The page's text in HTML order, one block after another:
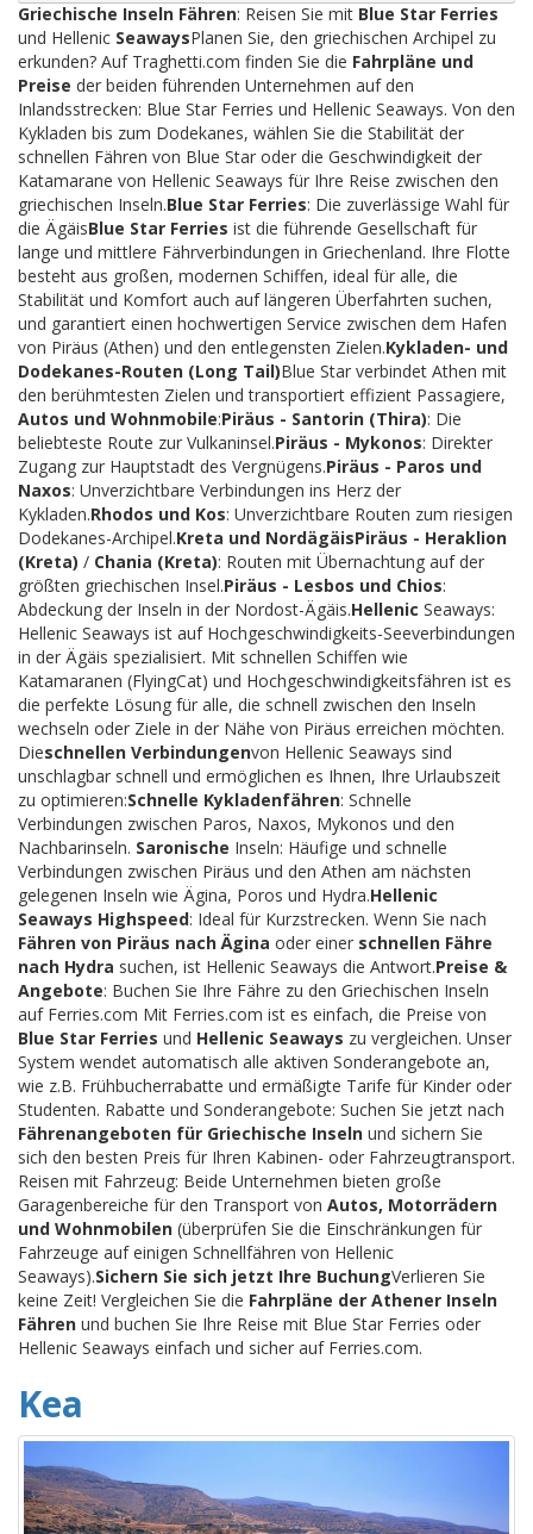
Griechische Inseln Fähren: Reisen Sie mit Blue Star Ferries
und Hellenic SeawaysPlanen Sie, den griechischen Archipel zu
erkunden? Auf Traghetti.com finden Sie die Fahrpläne und
Preise der beiden führenden Unternehmen auf den
Inlandsstrecken: Blue Star Ferries und Hellenic Seaways. Von den
Kykladen bis zum Dodekanes, wählen Sie die Stabilität der
schnellen Fähren von Blue Star oder die Geschwindigkeit der
Katamarane von Hellenic Seaways für Ihre Reise zwischen den
griechischen Inseln.Blue Star Ferries: Die zuverlässige Wahl für
die ÄgäisBlue Star Ferries ist die führende Gesellschaft für
lange und mittlere Fährverbindungen in Griechenland. Ihre Flotte
besteht aus großen, modernen Schiffen, ideal für alle, die
Stabilität und Komfort auch auf längeren Überfahrten suchen,
und garantiert einen hochwertigen Service zwischen dem Hafen
von Piräus (Athen) und den entlegensten Zielen.Kykladen- und
Dodekanes-Routen (Long Tail)Blue Star verbindet Athen mit
den berühmtesten Zielen und transportiert effizient Passagiere,
Autos und Wohnmobile:Piräus - Santorin (Thira): Die
beliebteste Route zur Vulkaninsel.Piräus - Mykonos: Direkter
Zugang zur Hauptstadt des Vergnügens.Piräus - Paros und
Naxos: Unverzichtbare Verbindungen ins Herz der
Kykladen.Rhodos und Kos: Unverzichtbare Routen zum riesigen
Dodekanes-Archipel.Kreta und NordägäisPiräus - Heraklion
(Kreta) / Chania (Kreta): Routen mit Übernachtung auf der
größten griechischen Insel.Piräus - Lesbos und Chios:
Abdeckung der Inseln in der Nordost-Ägäis.Hellenic Seaways:
Hellenic Seaways ist auf Hochgeschwindigkeits-Seeverbindungen
in der Ägäis spezialisiert. Mit schnellen Schiffen wie
Katamaranen (FlyingCat) und Hochgeschwindigkeitsfähren ist es
die perfekte Lösung für alle, die schnell zwischen den Inseln
wechseln oder Ziele in der Nähe von Piräus erreichen möchten.
Dieschnellen Verbindungenvon Hellenic Seaways sind
unschlagbar schnell und ermöglichen es Ihnen, Ihre Urlaubszeit
zu optimieren:Schnelle Kykladenfähren: Schnelle
Verbindungen zwischen Paros, Naxos, Mykonos und den
Nachbarinseln. Saronische Inseln: Häufige und schnelle
Verbindungen zwischen Piräus und den Athen am nächsten
gelegenen Inseln wie Ägina, Poros und Hydra.Hellenic
Seaways Highspeed: Ideal für Kurzstrecken. Wenn Sie nach
Fähren von Piräus nach Ägina oder einer schnellen Fähre
nach Hydra suchen, ist Hellenic Seaways die Antwort.Preise &
Angebote: Buchen Sie Ihre Fähre zu den Griechischen Inseln
auf Ferries.com Mit Ferries.com ist es einfach, die Preise von
Blue Star Ferries und Hellenic Seaways zu vergleichen. Unser
System wendet automatisch alle aktiven Sonderangebote an,
wie z.B. Frühbucherrabatte und ermäßigte Tarife für Kinder oder
Studenten. Rabatte und Sonderangebote: Suchen Sie jetzt nach
Fährenangeboten für Griechische Inseln und sichern Sie
sich den besten Preis für Ihren Kabinen- oder Fahrzeugtransport.
Reisen mit Fahrzeug: Beide Unternehmen bieten große
Garagenbereiche für den Transport von Autos, Motorrädern
und Wohnmobilen (überprüfen Sie die Einschränkungen für
Fahrzeuge auf einigen Schnellfähren von Hellenic
Seaways).Sichern Sie sich jetzt Ihre BuchungVerlieren Sie
keine Zeit! Vergleichen Sie die Fahrpläne der Athener Inseln
Fähren und buchen Sie Ihre Reise mit Blue Star Ferries oder
Hellenic Seaways einfach und sicher auf Ferries.com.
Kea